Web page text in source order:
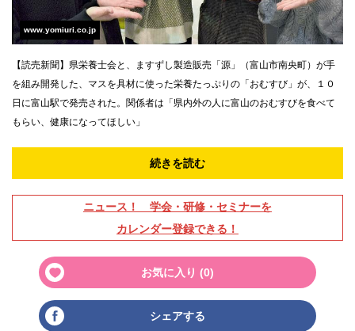
www.yomiuri.co.jp
【読売新聞】県栄養士会と、ますずし製造販売「源」（富山市南央町）が手
を組み開発した、マスを具材に使った栄養たっぷりの「おむすび」が、１０
日に富山駅で発売された。関係者は「県内外の人に富山のおむすびを食べて
もらい、健康になってほしい」
続きを読む
ニュース！ 学会・研修・セミナーを
カレンダー登録できる！
お気に入り (0)
シェアする